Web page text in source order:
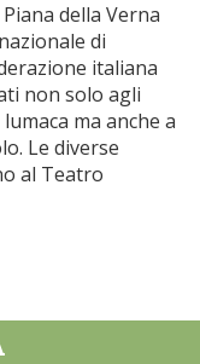
della Verna
di
italiana
non solo agli
ma anche a
Le diverse
al Teatro